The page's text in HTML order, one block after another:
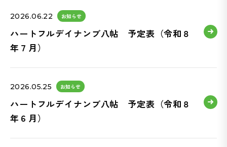
2026.06.22 お知らせ
ハートフルデイナンブ八帖 予定表（令和８
年７月）
2026.05.25 お知らせ
ハートフルデイナンブ八帖 予定表（令和８
年６月）